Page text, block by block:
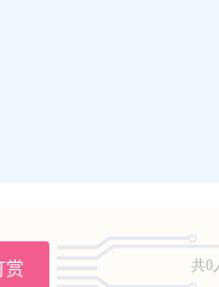
赏 共0